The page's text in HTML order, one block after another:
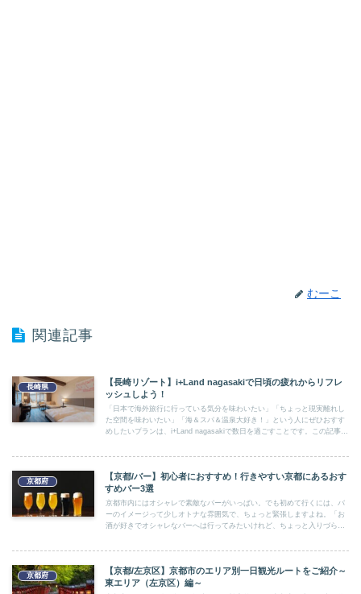
むーこ
関連記事
長崎県
【長崎リゾート】i+Land nagasakiで日頃の疲れからリフレ
ッシュしよう！
「日本で海外旅行に行っている気分を味わいたい」「ちょっと現実離れし
た空間を味わいたい」「海＆スパ＆温泉大好き！」という人にぜひおすす
めしたいプランは、i+Land nagasakiで数日を過ごすことです。この記事で
京都府
【京都/バー】初心者におすすめ！行きやすい京都にあるおす
すめバー3選
京都市内にはオシャレで素敵なバーがいっぱい。でも初めて行くには、バ
ーのイメージって少しオトナな雰囲気で、ちょっと緊張しますよね。「お
酒が好きでオシャレなバーへは行ってみたいけれど、ちょっと入りづら
たいお酒大好き女子へ【初心者でも行きやすい京都のおすすめバー】をご
紹介します。
京都府
【京都/左京区】京都市のエリア別一日観光ルートをご紹介～
東エリア（左京区）編～